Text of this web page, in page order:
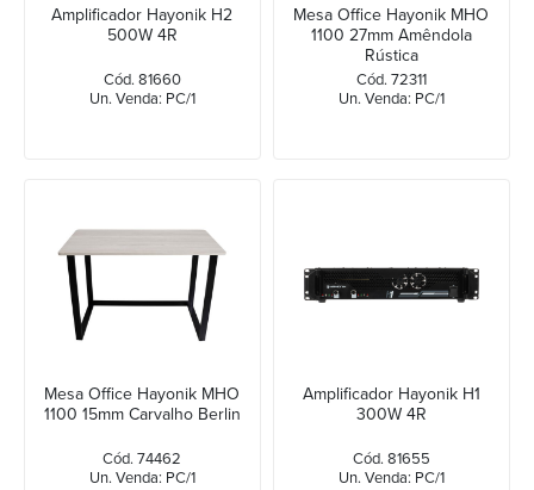
Amplificador Hayonik H2
500W 4R
Cód. 81660
Un. Venda: PC/1
Mesa Office Hayonik MHO
1100 27mm Amêndola
Rústica
Cód. 72311
Un. Venda: PC/1
Mesa Office Hayonik MHO
1100 15mm Carvalho Berlin
Cód. 74462
Un. Venda: PC/1
Amplificador Hayonik H1
300W 4R
Cód. 81655
Un. Venda: PC/1